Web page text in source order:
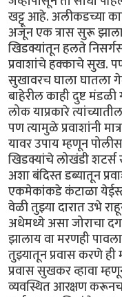
खट्टू आहे. अलीकडच्या
अजून एक त्रास सुरू
खिडक्यांतून हलते
प्रवाशांचे हक्काचे सुख.
सुखावरच घाला घातला
बाहेरील काही दुष्ट
लोक याप्रकारे
पण त्यामुळे प्रवाशांनी
यावर उपाय म्हणून
खिडक्यांचे लोखंडी
अशा बंदिस्त डब्यातून
एकमेकांकडे कंटाळा
वेळी तुझ्या दारात उभे
अधेमध्ये असा जोराचा
झालाय वा मरणही
तुझ्यातून प्रवास करणे
प्रवास सुखकर व्हावा
व्यवस्थित आरक्षण